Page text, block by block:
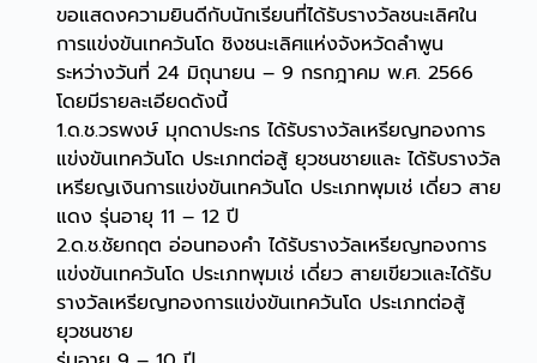
ขอแสดงความยินดีกับนักเรียนที่ได้รับรางวัลชนะเลิศใน
การแข่งขันเทควันโด ชิงชนะเลิศแห่งจังหวัดลำพูน
ระหว่างวันที่ 24 มิถุนายน – 9 กรกฎาคม พ.ศ. 2566
โดยมีรายละเอียดดังนี้
1.ด.ช.วรพงษ์ มุกดาประกร ได้รับรางวัลเหรียญทองการ
แข่งขันเทควันโด ประเภทต่อสู้ ยุวชนชายและ ได้รับรางวัล
เหรียญเงินการแข่งขันเทควันโด ประเภทพุมเช่ เดี่ยว สาย
แดง รุ่นอายุ 11 – 12 ปี
2.ด.ช.ชัยกฤต อ่อนทองคำ ได้รับรางวัลเหรียญทองการ
แข่งขันเทควันโด ประเภทพุมเช่ เดี่ยว สายเขียวและได้รับ
รางวัลเหรียญทองการแข่งขันเทควันโด ประเภทต่อสู้
ยุวชนชาย